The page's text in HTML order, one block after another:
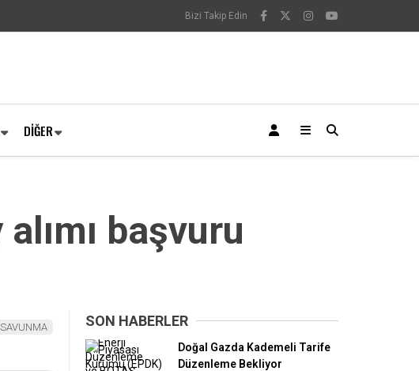
Bizi Takip Edin
DİĞER
başvuru
SON HABERLER
Doğal Gazda Kademeli Tarife
Düzenleme Bekliyor